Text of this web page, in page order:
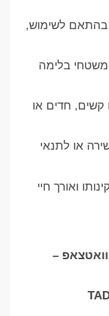
לשימוש,
משטחי בלימה
קשים, חדים או
או לתנאי
ואורך חיי
–